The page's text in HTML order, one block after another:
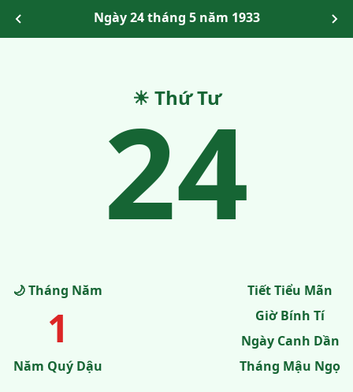
Ngày 24 tháng 5 năm 1933
☀ Thứ Tư
24
🌙 Tháng Năm
1
Năm Quý Dậu
Tiết Tiểu Mãn
Giờ Bính Tí
Ngày Canh Dần
Tháng Mậu Ngọ